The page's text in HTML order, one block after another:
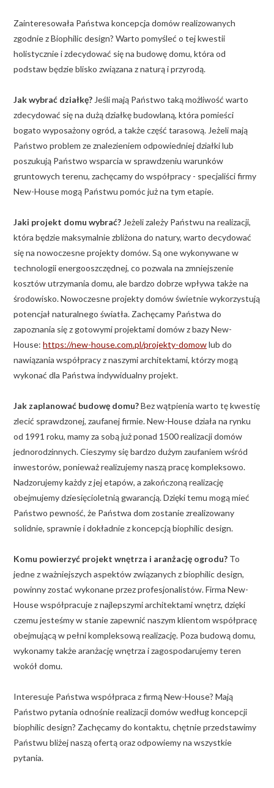
Zainteresowała Państwa koncepcja domów realizowanych
zgodnie z Biophilic design? Warto pomyśleć o tej kwestii
holistycznie i zdecydować się na budowę domu, która od
podstaw będzie blisko związana z naturą i przyrodą.
Jak wybrać działkę? Jeśli mają Państwo taką możliwość warto
zdecydować się na dużą działkę budowlaną, która pomieści
bogato wyposażony ogród, a także część tarasową. Jeżeli mają
Państwo problem ze znalezieniem odpowiedniej działki lub
poszukują Państwo wsparcia w sprawdzeniu warunków
gruntowych terenu, zachęcamy do współpracy - specjaliści firmy
New-House mogą Państwu pomóc już na tym etapie.
Jaki projekt domu wybrać? Jeżeli zależy Państwu na realizacji,
która będzie maksymalnie zbliżona do natury, warto decydować
się na nowoczesne projekty domów. Są one wykonywane w
technologii energooszczędnej, co pozwala na zmniejszenie
kosztów utrzymania domu, ale bardzo dobrze wpływa także na
środowisko. Nowoczesne projekty domów świetnie wykorzystują
potencjał naturalnego światła. Zachęcamy Państwa do
zapoznania się z gotowymi projektami domów z bazy New-
House: https://new-house.com.pl/projekty-domowlub do
nawiązania współpracy z naszymi architektami, którzy mogą
wykonać dla Państwa indywidualny projekt.
Jak zaplanować budowę domu?Bez wątpienia warto tę kwestię
zlecić sprawdzonej, zaufanej firmie. New-House działa na rynku
od 1991 roku, mamy za sobą już ponad 1500 realizacji domów
jednorodzinnych. Cieszymy się bardzo dużym zaufaniem wśród
inwestorów, ponieważ realizujemy naszą pracę kompleksowo.
Nadzorujemy każdy z jej etapów, a zakończoną realizację
obejmujemy dziesięcioletnią gwarancją. Dzięki temu mogą mieć
Państwo pewność, że Państwa dom zostanie zrealizowany
solidnie, sprawnie i dokładnie z koncepcją biophilic design.
Komu powierzyć projekt wnętrza i aranżację ogrodu? To
jedne z ważniejszych aspektów związanych z biophilic design,
powinny zostać wykonane przez profesjonalistów. Firma New-
House współpracuje z najlepszymi architektami wnętrz, dzięki
czemu jesteśmy w stanie zapewnić naszym klientom współpracę
obejmującą w pełni kompleksową realizację. Poza budową domu,
wykonamy także aranżację wnętrza i zagospodarujemy teren
wokół domu.
Interesuje Państwa współpraca z firmą New-House? Mają
Państwo pytania odnośnie realizacji domów według koncepcji
biophilic design? Zachęcamy do kontaktu, chętnie przedstawimy
Państwu bliżej naszą ofertą oraz odpowiemy na wszystkie
pytania.